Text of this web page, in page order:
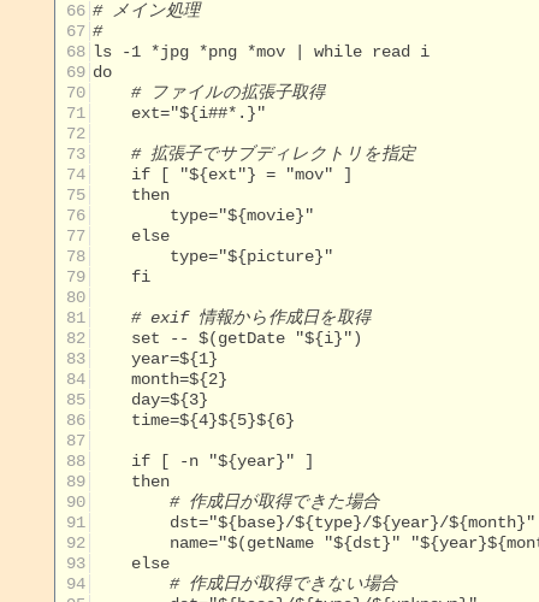
66 # メイン処理
67 #
68
ls -1 *jpg *png *mov | while read i
69
do
70
# ファイルの拡張子取得
71
72
73
# 拡張子でサブディレクトリを指定
74
75
    then
76
77
    else
78
79
    fi
80
81
# exif 情報から作成日を取得
82
83
84
85
86
87
88
89
    then
90
# 作成日が取得できた場合
91
92
93
    else
94
# 作成日が取得できない場合